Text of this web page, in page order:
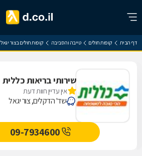
דף הבית קופות חולים טייבה והסביבה קופות חולים בצור יגאל
שירותי בריאות כללית
אין עדיין חוות דעת
שד' הדקלים, צור יגאל
09-7934600